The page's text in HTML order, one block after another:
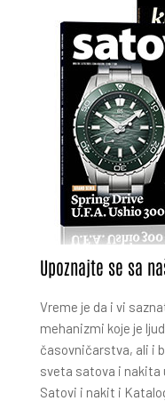
Upoznajte se sa
Vreme je da i vi
mehanizmi koje je
časovničarstva, ali i
sveta satova i nakita
Satovi i nakit i